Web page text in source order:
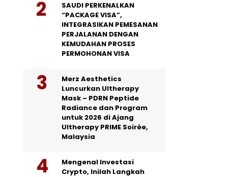
SAUDI PERKENALKAN
“PACKAGE VISA”,
INTEGRASIKAN PEMESANAN
PERJALANAN DENGAN
KEMUDAHAN PROSES
PERMOHONAN VISA
Merz Aesthetics
Luncurkan Ultherapy
Mask – PDRN Peptide
Radiance dan Program
untuk 2026 di Ajang
Ultherapy PRIME Soirée,
Malaysia
Mengenal Investasi
Crypto, Inilah Langkah